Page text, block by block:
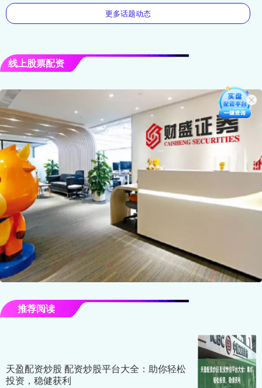
更多话题动态
线上股票配资
推荐阅读
天盈配资炒股 配资炒股平台大全：助你轻松
投资，稳健获利